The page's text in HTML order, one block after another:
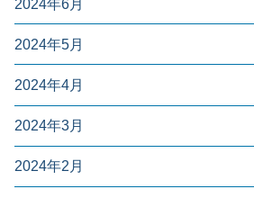
2024年6月
2024年5月
2024年4月
2024年3月
2024年2月